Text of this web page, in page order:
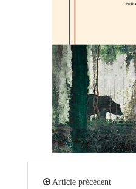
Article précédent